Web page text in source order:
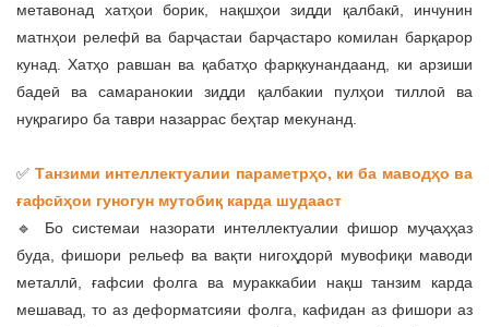
метавонад хатҳои борик, нақшҳои зидди қалбакӣ, инчунин
матнҳои релефӣ ва барҷастаи барҷастаро комилан барқарор
кунад. Хатҳо равшан ва қабатҳо фарқкунандаанд, ки арзиши
бадеӣ ва самаранокии зидди қалбакии пулҳои тиллоӣ ва
нуқрагиро ба таври назаррас беҳтар мекунанд.
✅ Танзими интеллектуалии параметрҳо, ки ба маводҳо ва
ғафсӣҳои гуногун мутобиқ карда шудааст
🔹 Бо системаи назорати интеллектуалии фишор муҷаҳҳаз
буда, фишори рельеф ва вақти нигоҳдорӣ мувофиқи маводи
металлӣ, ғафсии фолга ва мураккабии нақш танзим карда
мешавад, то аз деформатсияи фолга, кафидан аз фишори аз